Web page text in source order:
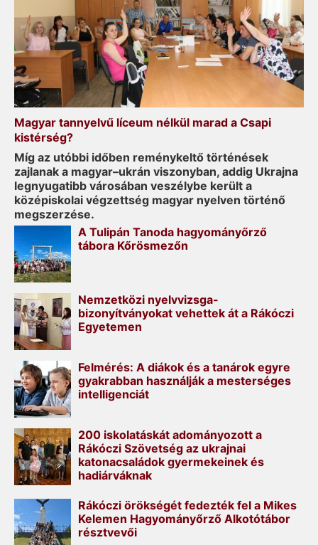
Magyar tannyelvű líceum nélkül marad a Csapi
kistérség?
Míg az utóbbi időben reménykeltő történések
zajlanak a magyar–ukrán viszonyban, addig Ukrajna
legnyugatibb városában veszélybe került a
középiskolai végzettség magyar nyelven történő
megszerzése.
A Tulipán Tanoda hagyományőrző
tábora Kőrösmezőn
Nemzetközi nyelvvizsga-
bizonyítványokat vehettek át a Rákóczi
Egyetemen
Felmérés: A diákok és a tanárok egyre
gyakrabban használják a mesterséges
intelligenciát
200 iskolatáskát adományozott a
Rákóczi Szövetség az ukrajnai
katonacsaládok gyermekeinek és
hadiárváknak
Rákóczi örökségét fedezték fel a Mikes
Kelemen Hagyományőrző Alkotótábor
résztvevői